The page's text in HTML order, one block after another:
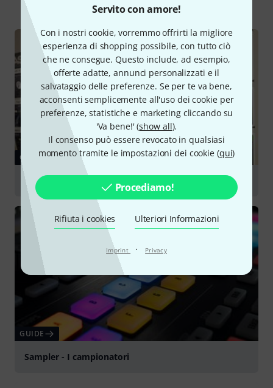
Servito con amore!
Con i nostri cookie, vorremmo offrirti la migliore
esperienza di shopping possibile, con tutto ciò
che ne consegue. Questo include, ad esempio,
offerte adatte, annunci personalizzati e il
salvataggio delle preferenze. Se per te va bene,
acconsenti semplicemente all'uso dei cookie per
preferenze, statistiche e marketing cliccando su
'Va bene!' (show all).
Il consenso può essere revocato in qualsiasi
momento tramite le impostazioni dei cookie (qui)
Procediamo!
Rifiuta i cookies Ulteriori Informazioni
Imprint · Privacy
GUIDE
I plug-in
GUIDE
Sampler - I campionatori